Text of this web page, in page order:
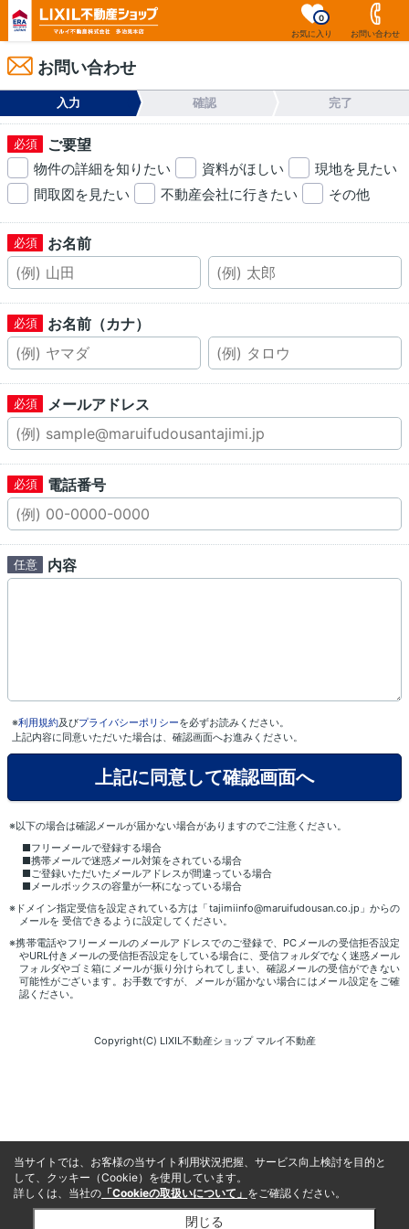
お気に入り
0
お問い合わせ
お問い合わせ
入力 確認 完了
ご要望
物件の詳細を知りたい 資料がほしい
現地を見たい
間取図を見たい
不動産会社に行きたい その他
お名前
お名前（カナ）
メールアドレス
電話番号
内容
※利用規約及びプライバシーポリシーを必ずお読みください。
上記内容に同意いただいた場合は、確認画面へお進みください。
※以下の場合は確認メールが届かない場合がありますのでご注意ください。
■フリーメールで登録する場合
■携帯メールで迷惑メール対策をされている場合
■ご登録いただいたメールアドレスが間違っている場合
■メールボックスの容量が一杯になっている場合
※ドメイン指定受信を設定されている方は「tajimiinfo@maruifudousan.co.jp」からの
メールを 受信できるように設定してください。
※携帯電話やフリーメールのメールアドレスでのご登録で、PCメールの受信拒否設定
やURL付きメールの受信拒否設定をしている場合に、受信フォルダでなく迷惑メール
フォルダやゴミ箱にメールが振り分けられてしまい、確認メールの受信ができない
可能性がございます。お手数ですが、メールが届かない場合にはメール設定をご確
認ください。
Copyright(C) LIXIL不動産ショップ マルイ不動産
当サイトでは、お客様の当サイト利用状況把握、サービス向上検討を目的と
して、クッキー（Cookie）を使用しています。
詳しくは、当社の 「Cookieの取扱いについて」 をご確認ください。
閉じる